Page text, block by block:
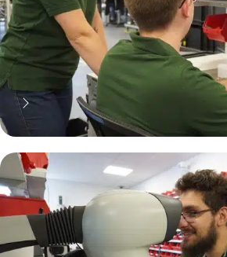
70% moins cher qu'une pièce
neuve... mais pas que !
Pourquoi réparer ?